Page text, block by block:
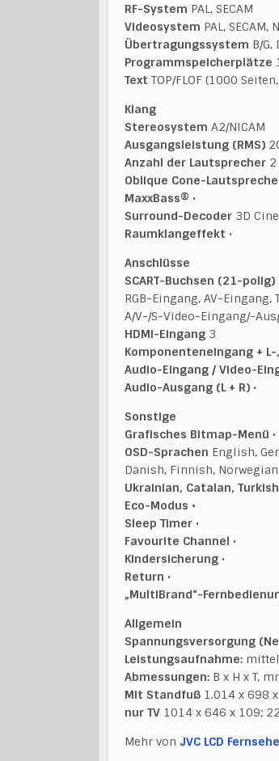
RF-System PAL, SECAM
Videosystem PAL, SECAM,
Übertragungssystem B/G,
Programmspeicherplätze
Text TOP/FLOF (1000
Klang
Stereosystem A2/NICAM
Ausgangsleistung (RMS)
Anzahl der Lautsprecher 2
Oblique Cone-
MaxxBass® •
Surround-Decoder 3D
Raumklangeffekt •
Anschlüsse
SCART-Buchsen (21-polig)
RGB-Eingang, AV-Eingang,
A/V-/S-Video-Eingang/-
HDMI-Eingang 3
Komponenteneingang + L-
Audio-Eingang / Video-
Audio-Ausgang (L + R) •
Sonstige
Grafisches Bitmap-Menü •
OSD-Sprachen English,
Danish, Finnish,
Ukrainian, Catalan,
Eco-Modus •
Sleep Timer •
Favourite Channel •
Kindersicherung •
Return •
„MultiBrand“-
Allgemein
Spannungsversorgung
Leistungsaufnahme: mittel
Abmessungen: B x H x T,
Mit Standfuß 1.014 x 698
nur TV 1014 x 646 x 109;
Mehr von JVC LCD